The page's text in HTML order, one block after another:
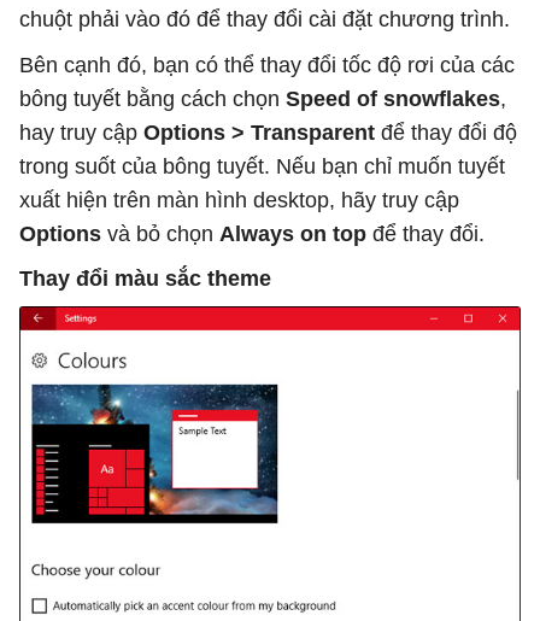
chuột phải vào đó để thay đổi cài đặt chương trình.
Bên cạnh đó, bạn có thể thay đổi tốc độ rơi của các
bông tuyết bằng cách chọn Speed of snowflakes,
hay truy cập Options > Transparent để thay đổi độ
trong suốt của bông tuyết. Nếu bạn chỉ muốn tuyết
xuất hiện trên màn hình desktop, hãy truy cập
Options và bỏ chọn Always on top để thay đổi.
Thay đổi màu sắc theme